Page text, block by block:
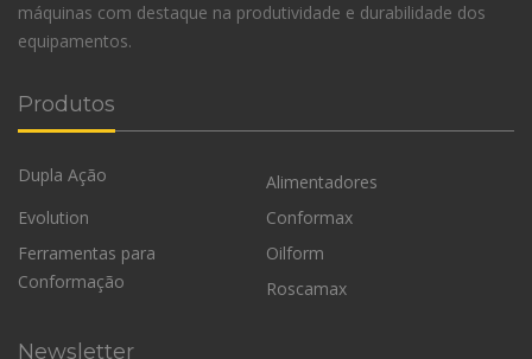
máquinas com destaque na produtividade e durabilidade dos
equipamentos.
Produtos
Dupla Ação
Alimentadores
Evolution
Conformax
Ferramentas para
Conformação
Oilform
Roscamax
Newsletter